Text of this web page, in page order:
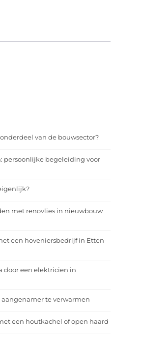
van de bouwsector?
persoonlijke begeleiding voor
met renovlies in nieuwbouw
een hoveniersbedrijf in Etten-
door een elektricien in
te verwarmen
een houtkachel of open haard